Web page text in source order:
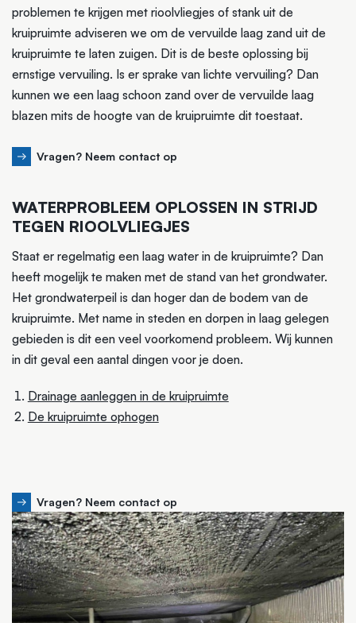
problemen te krijgen met rioolvliegjes of stank uit de
kruipruimte adviseren we om de vervuilde laag zand uit de
kruipruimte te laten zuigen. Dit is de beste oplossing bij
ernstige vervuiling. Is er sprake van lichte vervuiling? Dan
kunnen we een laag schoon zand over de vervuilde laag
blazen mits de hoogte van de kruipruimte dit toestaat.
Vragen? Neem contact op
WATERPROBLEEM OPLOSSEN IN STRIJD
TEGEN RIOOLVLIEGJES
Staat er regelmatig een laag water in de kruipruimte? Dan
heeft mogelijk te maken met de stand van het grondwater.
Het grondwaterpeil is dan hoger dan de bodem van de
kruipruimte. Met name in steden en dorpen in laag gelegen
gebieden is dit een veel voorkomend probleem. Wij kunnen
in dit geval een aantal dingen voor je doen.
Drainage aanleggen in de kruipruimte
De kruipruimte ophogen
Vragen? Neem contact op